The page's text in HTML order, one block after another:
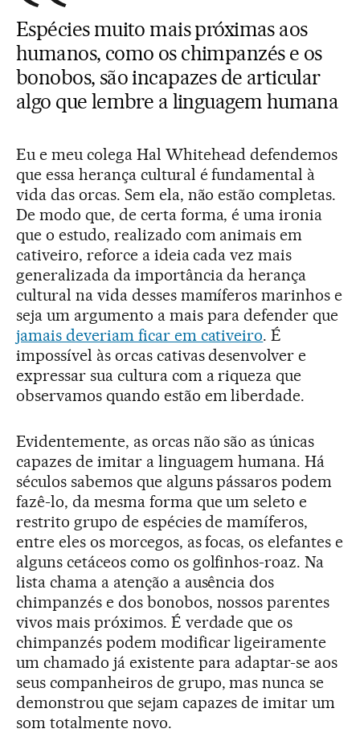
Espécies muito mais próximas aos
humanos, como os chimpanzés e os
bonobos, são incapazes de articular
algo que lembre a linguagem humana
Eu e meu colega Hal Whitehead defendemos
que essa herança cultural é fundamental à
vida das orcas. Sem ela, não estão completas.
De modo que, de certa forma, é uma ironia
que o estudo, realizado com animais em
cativeiro, reforce a ideia cada vez mais
generalizada da importância da herança
cultural na vida desses mamíferos marinhos e
seja um argumento a mais para defender que
jamais deveriam ficar em cativeiro. É
impossível às orcas cativas desenvolver e
expressar sua cultura com a riqueza que
observamos quando estão em liberdade.
Evidentemente, as orcas não são as únicas
capazes de imitar a linguagem humana. Há
séculos sabemos que alguns pássaros podem
fazê-lo, da mesma forma que um seleto e
restrito grupo de espécies de mamíferos,
entre eles os morcegos, as focas, os elefantes e
alguns cetáceos como os golfinhos-roaz. Na
lista chama a atenção a ausência dos
chimpanzés e dos bonobos, nossos parentes
vivos mais próximos. É verdade que os
chimpanzés podem modificar ligeiramente
um chamado já existente para adaptar-se aos
seus companheiros de grupo, mas nunca se
demonstrou que sejam capazes de imitar um
som totalmente novo.